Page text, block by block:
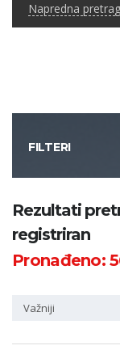
Napredna
FILTERI
Kategorija
Županija
Rezultati
registriran
Pronađeno:
Važniji